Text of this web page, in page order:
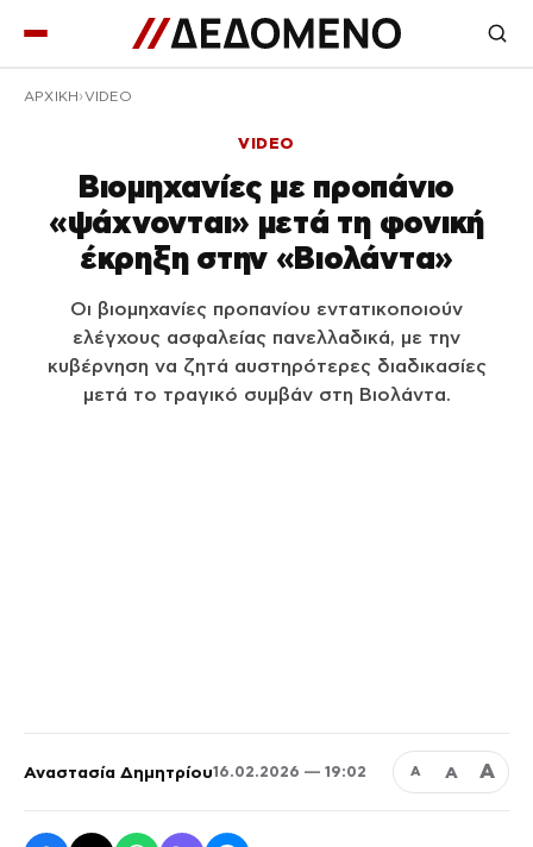
ΑΡΧΙΚΉ VIDEO
VIDEO
Βιομηχανίες με προπάνιο
«ψάχνονται» μετά τη φονική
έκρηξη στην «Βιολάντα»
Οι βιομηχανίες προπανίου εντατικοποιούν
ελέγχους ασφαλείας πανελλαδικά, με την
κυβέρνηση να ζητά αυστηρότερες διαδικασίες
μετά το τραγικό συμβάν στη Βιολάντα.
Αναστασία Δημητρίου16.02.2026 — 19:02 Α Α Α